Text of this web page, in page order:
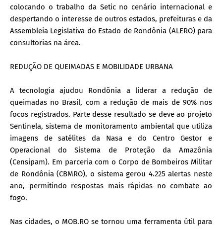
colocando o trabalho da Setic no cenário internacional e
despertando o interesse de outros estados, prefeituras e da
Assembleia Legislativa do Estado de Rondônia (ALERO) para
consultorias na área.
REDUÇÃO DE QUEIMADAS E MOBILIDADE URBANA
A tecnologia ajudou Rondônia a liderar a redução de
queimadas no Brasil, com a redução de mais de 90% nos
focos registrados. Parte desse resultado se deve ao projeto
Sentinela, sistema de monitoramento ambiental que utiliza
imagens de satélites da Nasa e do Centro Gestor e
Operacional do Sistema de Proteção da Amazônia
(Censipam). Em parceria com o Corpo de Bombeiros Militar
de Rondônia (CBMRO), o sistema gerou 4.225 alertas neste
ano, permitindo respostas mais rápidas no combate ao
fogo.
Nas cidades, o MOB.RO se tornou uma ferramenta útil para